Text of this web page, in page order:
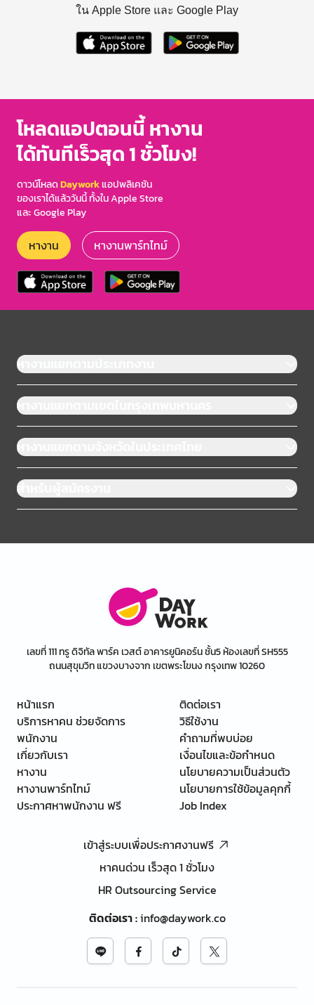
ใน Apple Store และ Google Play
โหลดแอปตอนนี้ หางาน
ได้ทันทีเร็วสุด 1 ชั่วโมง!
ดาวน์โหลดDayworkแอปพลิเคชัน
ของเราได้แล้ววันนี้ ทั้งใน Apple Store
และ Google Play
หางาน หางานพาร์ทไทม์
หางานแยกตามประเภทงาน
หางานแยกตามเขตในกรุงเทพมหานคร
หางานแยกตามจังหวัดในประเทศไทย
สำหรับผู้สมัครงาน
เลขที่ 111 ทรู ดิจิทัล พาร์ค เวสต์ อาคารยูนิคอร์น ชั้น5 ห้องเลขที่ SH555
ถนนสุขุมวิท แขวงบางจาก เขตพระโขนง กรุงเทพ 10260
หน้าแรก
บริการหาคน ช่วยจัดการ
พนักงาน
เกี่ยวกับเรา
หางาน
หางานพาร์ทไทม์
ประกาศหาพนักงาน ฟรี
ติดต่อเรา
วิธีใช้งาน
คำถามที่พบบ่อย
เงื่อนไขและข้อกำหนด
นโยบายความเป็นส่วนตัว
นโยบายการใช้ข้อมูลคุกกี้
Job Index
เข้าสู่ระบบเพื่อประกาศงานฟรี
หาคนด่วน เร็วสุด 1 ชั่วโมง
HR Outsourcing Service
ติดต่อเรา:info@daywork.co